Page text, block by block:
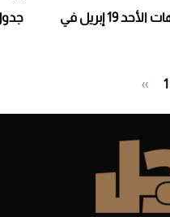
يوم كروي مزدحم.. أبرز مواجهات الأحد 19 إبريل في جدول
الصفحة
››